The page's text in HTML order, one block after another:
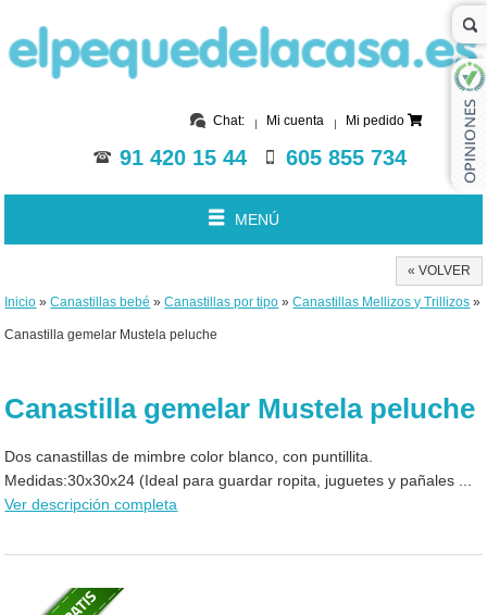
Chat: Mi cuenta Mi pedido
91 420 15 44 605 855 734
MENÚ
« VOLVER
Inicio »Canastillas bebé »Canastillas por tipo »Canastillas Mellizos y Trillizos »
Canastilla gemelar Mustela peluche
Canastilla gemelar Mustela peluche
Dos canastillas de mimbre color blanco, con puntillita.
Medidas:30x30x24 (Ideal para guardar ropita, juguetes y pañales ...
Ver descripción completa